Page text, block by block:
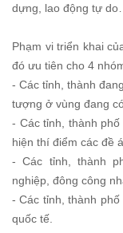
dựng, lao động tự do…
Phạm vi triển khai
đó ưu tiên cho 4
- Các tỉnh, thành
tượng ở vùng đang
- Các tỉnh, thành
hiện thí điểm các đề
- Các tỉnh, thành
nghiệp, đông công
- Các tỉnh, thành
quốc tế.